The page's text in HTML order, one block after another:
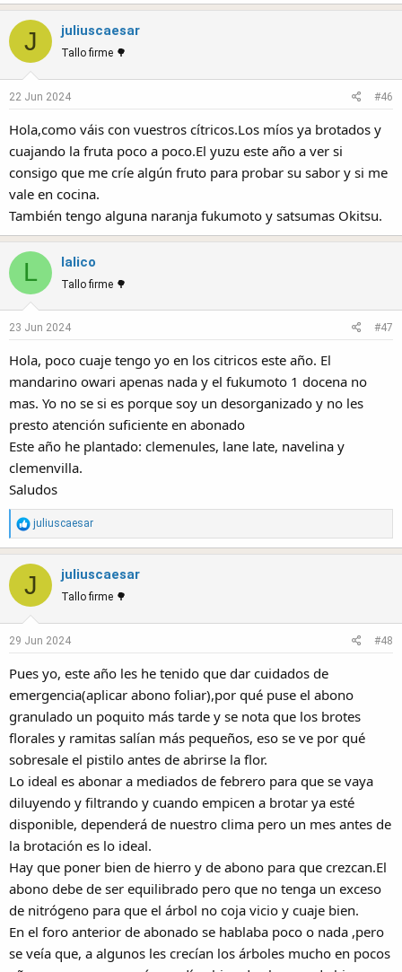
J juliuscaesar
Tallo firme 🌳
22 Jun 2024 #46
Hola,como váis con vuestros cítricos.Los míos ya brotados y
cuajando la fruta poco a poco.El yuzu este año a ver si
consigo que me críe algún fruto para probar su sabor y si me
vale en cocina.
También tengo alguna naranja fukumoto y satsumas Okitsu.
L lalico
Tallo firme 🌳
23 Jun 2024 #47
Hola, poco cuaje tengo yo en los citricos este año. El
mandarino owari apenas nada y el fukumoto 1 docena no
mas. Yo no se si es porque soy un desorganizado y no les
presto atención suficiente en abonado
Este año he plantado: clemenules, lane late, navelina y
clemenvilla.
Saludos
R
e
c
t
i
o
n
:
juliuscaesar
J juliuscaesar
Tallo firme 🌳
29 Jun 2024 #48
Pues yo, este año les he tenido que dar cuidados de
emergencia(aplicar abono foliar),por qué puse el abono
granulado un poquito más tarde y se nota que los brotes
florales y ramitas salían más pequeños, eso se ve por qué
sobresale el pistilo antes de abrirse la flor.
Lo ideal es abonar a mediados de febrero para que se vaya
diluyendo y filtrando y cuando empicen a brotar ya esté
disponible, dependerá de nuestro clima pero un mes antes de
la brotación es lo ideal.
Hay que poner bien de hierro y de abono para que crezcan.El
abono debe de ser equilibrado pero que no tenga un exceso
de nitrógeno para que el árbol no coja vicio y cuaje bien.
En el foro anterior de abonado se hablaba poco o nada ,pero
se veía que, a algunos les crecían los árboles mucho en pocos